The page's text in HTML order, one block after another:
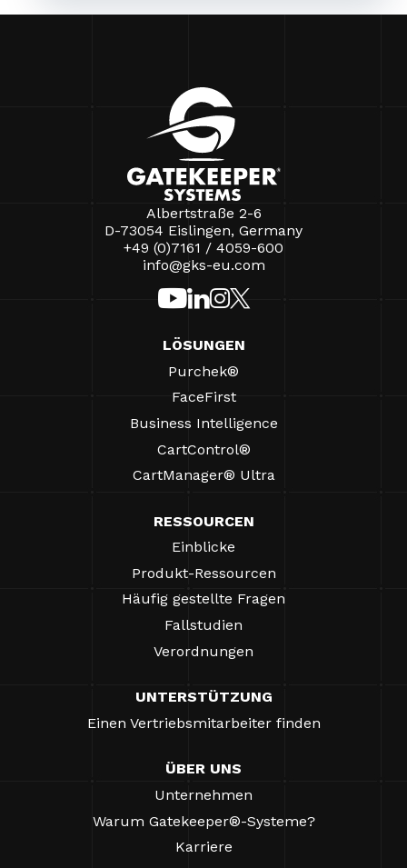
Albertstraße 2-6
D-73054 Eislingen, Germany
+49 (0)7161 / 4059-600
info@gks-eu.com
LÖSUNGEN
Purchek®
FaceFirst
Business Intelligence
CartControl®
CartManager® Ultra
RESSOURCEN
Einblicke
Produkt-Ressourcen
Häufig gestellte Fragen
Fallstudien
Verordnungen
UNTERSTÜTZUNG
Einen Vertriebsmitarbeiter finden
ÜBER UNS
Unternehmen
Warum Gatekeeper®-Systeme?
Karriere